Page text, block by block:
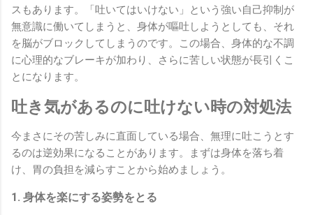
スもあります。「吐いてはいけない」という強い自己抑制が
無意識に働いてしまうと、身体が嘔吐しようとしても、それ
を脳がブロックしてしまうのです。この場合、身体的な不調
に心理的なブレーキが加わり、さらに苦しい状態が長引くこ
とになります。
吐き気があるのに吐けない時の対処法
今まさにその苦しみに直面している場合、無理に吐こうとす
るのは逆効果になることがあります。まずは身体を落ち着
け、胃の負担を減らすことから始めましょう。
1. 身体を楽にする姿勢をとる